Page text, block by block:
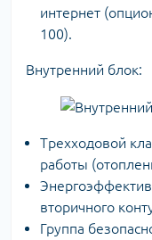
интернет
100).
Внутренний блок:
Трехходовой
работы
вторичного
Группа